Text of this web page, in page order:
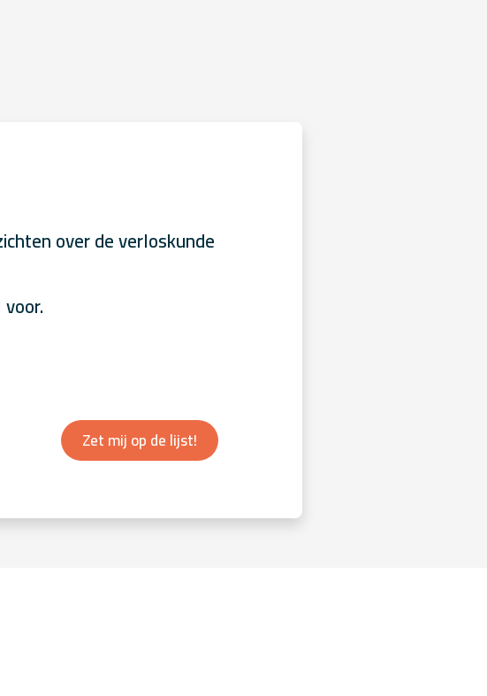
over de verloskunde
Zet mij op de lijst!